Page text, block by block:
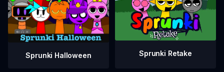
Sprunki Halloween Sprunki Retake